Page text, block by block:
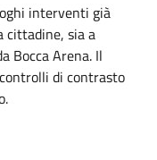
interventi già
sia a
Bocca Arena. Il
di contrasto